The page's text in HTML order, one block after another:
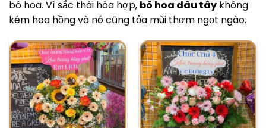
bó hoa. Vì sắc thái hòa hợp, bó hoa dâu tây không
kém hoa hồng và nó cũng tỏa mùi thơm ngọt ngào.